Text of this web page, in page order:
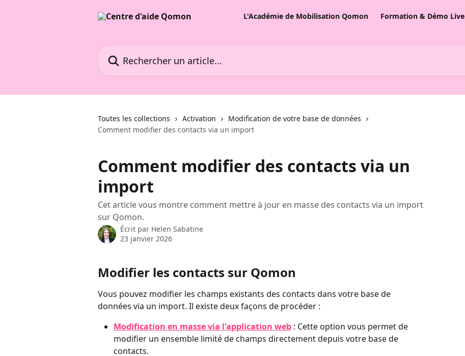
L'Académie de Mobilisation Qomon Formation & Démo Live
Toutes les collections Activation
Modification de votre base de données
Comment modifier des contacts via un import
Comment modifier des contacts via un
import
Cet article vous montre comment mettre à jour en masse des contacts via un import
sur Qomon.
Écrit par Helen Sabatine
23 janvier 2026
Modifier les contacts sur Qomon
Vous pouvez modifier les champs existants des contacts dans votre base de
données via un import. Il existe deux façons de procéder :
Modification en masse via l'application web : Cette option vous permet de
modifier un ensemble limité de champs directement depuis votre base de
contacts.